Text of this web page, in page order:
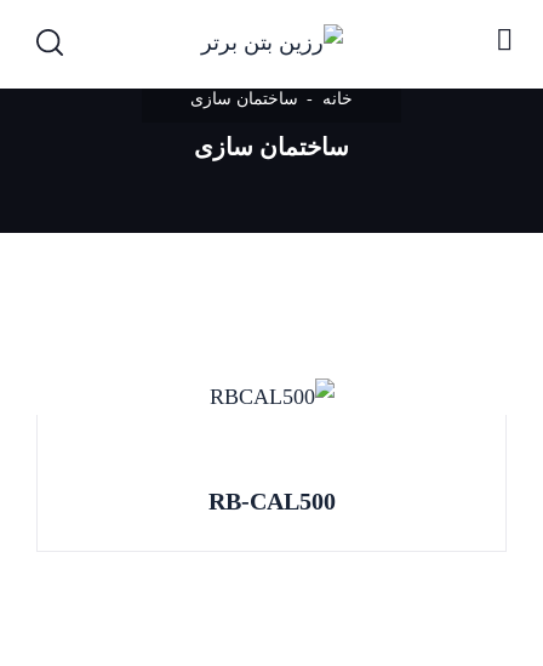
خانه ساختمان سازی
ساختمان سازی
RB-CAL500